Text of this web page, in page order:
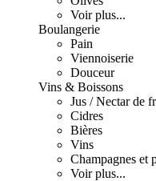
Voir plus...
Boulangerie
Pain
Viennoiserie
Douceur
Vins & Boissons
Jus / Nectar de
Cidres
Bières
Vins
Champagnes et
Voir plus...